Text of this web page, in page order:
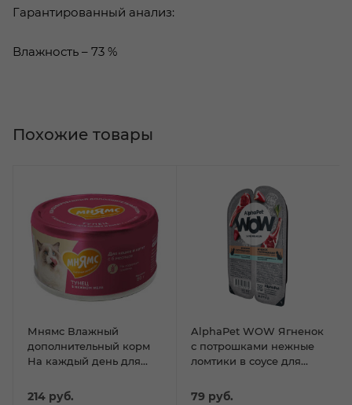
Гарантированный анализ:
Влажность – 73 %
Мнямс Влажный
дополнительный корм
На каждый день для
нежном желе" 80 г
214 руб.
AlphaPet WOW Ягненок
с потрошками нежные
ломтики в соусе для
пищеварением 80г
79 руб.
Похожие товары